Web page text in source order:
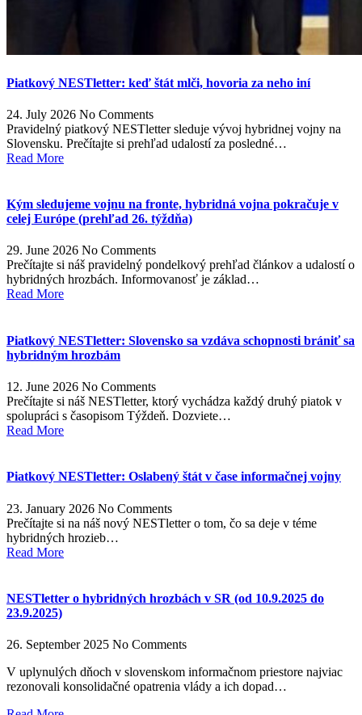
Piatkový NESTletter: keď štát mlči, hovoria za neho iní
24. July 2026 No Comments
Pravidelný piatkový NESTletter sleduje vývoj hybridnej vojny na
Slovensku. Prečítajte si prehľad udalostí za posledné…
Read More
Kým sledujeme vojnu na fronte, hybridná vojna pokračuje v
celej Európe (prehľad 26. týždňa)
29. June 2026 No Comments
Prečítajte si náš pravidelný pondelkový prehľad článkov a udalostí o
hybridných hrozbách. Informovanosť je základ…
Read More
Piatkový NESTletter: Slovensko sa vzdáva schopnosti brániť sa
hybridným hrozbám
12. June 2026 No Comments
Prečítajte si náš NESTletter, ktorý vychádza každý druhý piatok v
spolupráci s časopisom Týždeň. Dozviete…
Read More
Piatkový NESTletter: Oslabený štát v čase informačnej vojny
23. January 2026 No Comments
Prečítajte si na náš nový NESTletter o tom, čo sa deje v téme
hybridných hrozieb…
Read More
NESTletter o hybridných hrozbách v SR (od 10.9.2025 do
23.9.2025)
26. September 2025 No Comments
V uplynulých dňoch v slovenskom informačnom priestore najviac
rezonovali konsolidačné opatrenia vlády a ich dopad…